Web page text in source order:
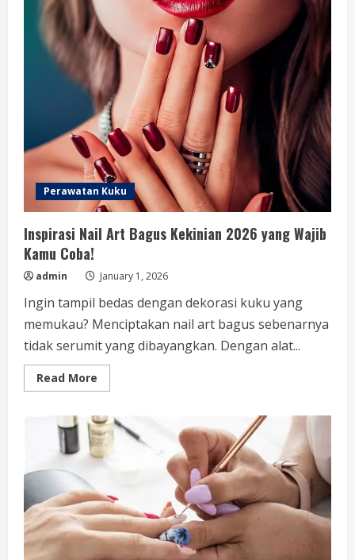
Item
Wajib
yang
Tetap
Hits
di
Tahun
2026
Perawatan Kuku
Inspirasi Nail Art Bagus Kekinian 2026 yang Wajib
Kamu Coba!
admin January 1, 2026
Ingin tampil bedas dengan dekorasi kuku yang
memukau? Menciptakan nail art bagus sebenarnya
tidak serumit yang dibayangkan. Dengan alat...
Read More
more
Nail
Art
Bagus
Kekinian
2026
Wajib
Kamu
Coba!